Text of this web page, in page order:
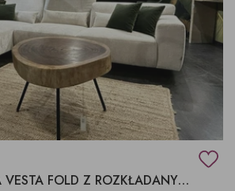
MODUŁOWA SOFA VESTA FOLD Z ROZKŁADANYMI ZAGŁÓWKAMI